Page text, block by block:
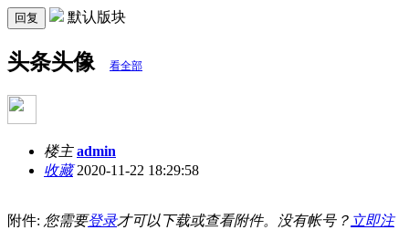
回复 默认版块
头条头像 看全部
楼主 admin
收藏2020-11-22 18:29:58
附件: 您需要登录才可以下载或查看附件。没有帐号？ 立即注